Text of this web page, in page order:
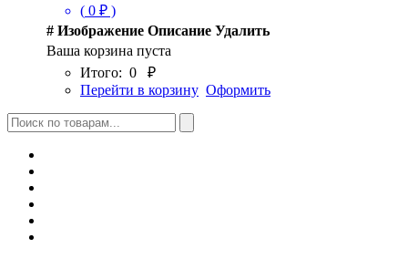
( 0 ₽ )
# Изображение Описание Удалить
Ваша корзина пуста
Итого: 0
₽
Перейти в корзину Оформить